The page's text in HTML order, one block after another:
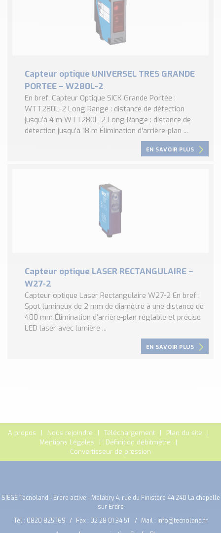
Capteur optique UNIVERSEL TRES GRANDE
PORTEE – W280L-2
En bref, Capteur Optique SICK Grande Portée :
WTT280L-2 Long Range : distance de détection
jusqu’à 4 m WTT280L-2 Long Range : distance de
détection jusqu’à 18 m Élimination d’arrière-plan ...
EN SAVOIR PLUS
Capteur optique LASER RECTANGULAIRE –
W27-2
Capteur optique Laser Rectangulaire W27-2 En bref :
Spot lumineux de 2 mm de diamètre à une distance de
400 mm Élimination d’arrière-plan réglable et précise
LED laser avec lumière ...
EN SAVOIR PLUS
A propos Nous rejoindre Téléchargement
Plan du site
Mentions Légales
Définition débitmètre
Convertisseur de pression
SIEGE Tecnoland - Erdre active - Malabry 4, rue du Finistère 44 240 La chapelle
sur Erdre
Tél : 0820 825 169 Fax : 02 28 01 34 51 Mail : info@tecnoland.fr